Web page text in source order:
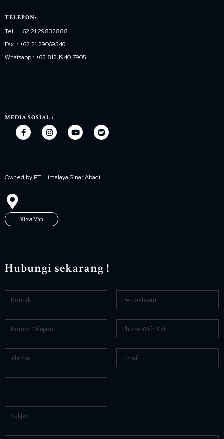
TELEPON:
Tel. : +62 21 29832888
Fax. : +62 21 29069346
Whatsapp : +62 812 1940 7905
MEDIA SOSIAL :
Owned by PT. Himalaya Sinar Abadi
View Map
Hubungi sekarang !